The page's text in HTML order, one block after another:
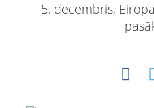
5. decembris,